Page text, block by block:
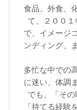
食品、外食、
て、２００
で、イメージ
ンディング、
多忙な中での
に迷い、体調
でも、「その
「持てる経験